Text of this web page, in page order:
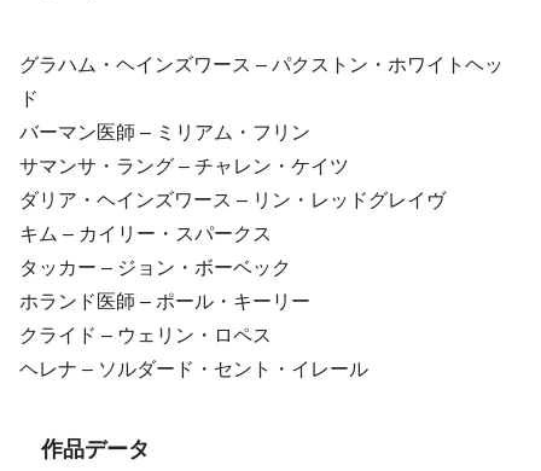
グラハム・ヘインズワース – パクストン・ホワイトヘッ
ド
バーマン医師 – ミリアム・フリン
サマンサ・ラング – チャレン・ケイツ
ダリア・ヘインズワース – リン・レッドグレイヴ
キム – カイリー・スパークス
タッカー – ジョン・ボーベック
ホランド医師 – ポール・キーリー
クライド – ウェリン・ロペス
ヘレナ – ソルダード・セント・イレール
作品データ